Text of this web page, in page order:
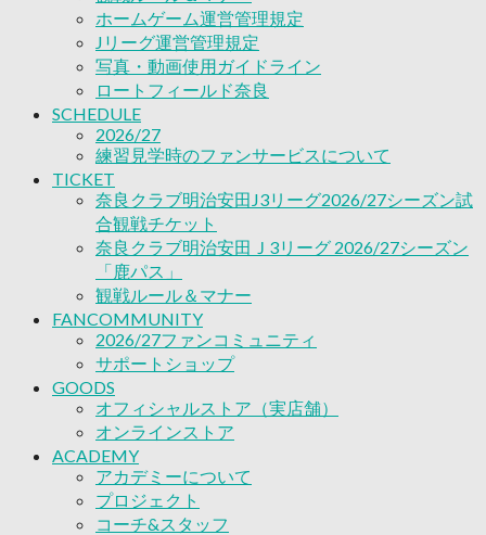
オンラインストア
ACADEMY
アカデミーについて
プロジェクト
コーチ&スタッフ
ジュニア
ジュニアユース
ユース
練習拠点（ナラディーア）
SCHOOL
CLUB
2026/27 パートナー企業
パートナー募集
クラブ理念
クラブ情報
サステナビリティ
Web制作支援
応援プロジェクト
ホームゲーム運営管理規定
Jリーグ運営管理規定
写真・動画使用ガイドライン
ロートフィールド奈良
SCHEDULE
2026/27
練習見学時のファンサービスについて
TICKET
奈良クラブ明治安田J3リーグ2026/27シーズン試
合観戦チケット
奈良クラブ明治安田Ｊ3リーグ 2026/27シーズン
「鹿パス」
観戦ルール＆マナー
FANCOMMUNITY
2026/27ファンコミュニティ
サポートショップ
GOODS
オフィシャルストア（実店舗）
オンラインストア
ACADEMY
アカデミーについて
プロジェクト
コーチ&スタッフ